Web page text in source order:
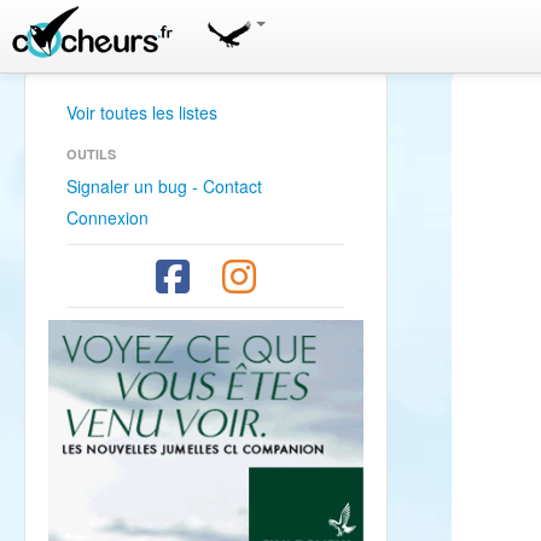
Voir toutes les listes
OUTILS
Signaler un bug - Contact
Connexion